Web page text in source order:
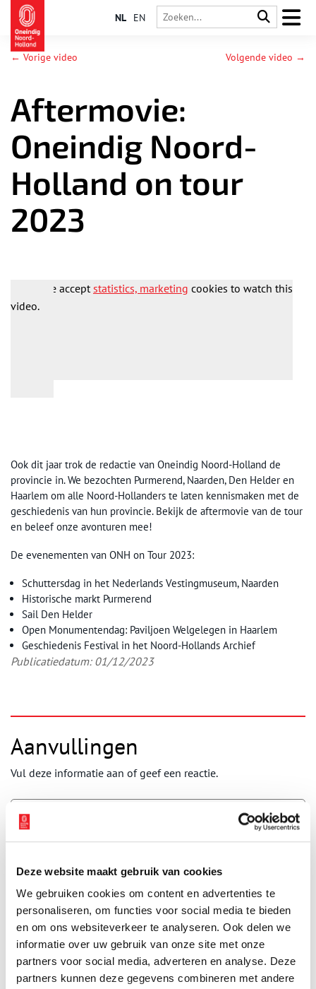
Deze website maakt gebruik van cookies
We gebruiken cookies om content en advertenties te
personaliseren, om functies voor social media te bieden
en om ons websiteverkeer te analyseren. Ook delen we
informatie over uw gebruik van onze site met onze
partners voor social media, adverteren en analyse. Deze
partners kunnen deze gegevens combineren met andere
NL EN
← Vorige video Volgende video →
Aftermovie:
Oneindig Noord-
Holland on tour
2023
Please acceptstatistics, marketing cookies to watch this
video.
Ook dit jaar trok de redactie van Oneindig Noord-Holland de
provincie in. We bezochten Purmerend, Naarden, Den Helder en
Haarlem om alle Noord-Hollanders te laten kennismaken met de
geschiedenis van hun provincie. Bekijk de aftermovie van de tour
en beleef onze avonturen mee!
De evenementen van ONH on Tour 2023:
Schuttersdag in het Nederlands Vestingmuseum, Naarden
Historische markt Purmerend
Sail Den Helder
Open Monumentendag: Paviljoen Welgelegen in Haarlem
Geschiedenis Festival in het Noord-Hollands Archief
Publicatiedatum: 01/12/2023
Aanvullingen
Vul deze informatie aan of geef een reactie.
gepubliceerd.
Naam*
E-mail*